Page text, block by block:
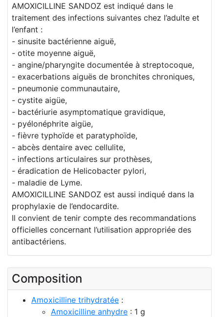
AMOXICILLINE SANDOZ est indiqué dans le
traitement des infections suivantes chez l’adulte et
l’enfant :
- sinusite bactérienne aiguë,
- otite moyenne aiguë,
- angine/pharyngite documentée à streptocoque,
- exacerbations aiguës de bronchites chroniques,
- pneumonie communautaire,
- cystite aigüe,
- bactériurie asymptomatique gravidique,
- pyélonéphrite aigüe,
- fièvre typhoïde et paratyphoïde,
- abcès dentaire avec cellulite,
- infections articulaires sur prothèses,
- éradication de Helicobacter pylori,
- maladie de Lyme.
AMOXICILLINE SANDOZ est aussi indiqué dans la
prophylaxie de l’endocardite.
Il convient de tenir compte des recommandations
officielles concernant l’utilisation appropriée des
antibactériens.
Composition
Amoxicilline trihydratée :
Amoxicilline anhydre : 1 g